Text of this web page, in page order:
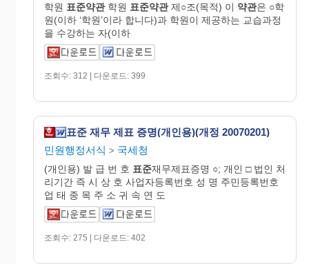
학원 표준약관학원 표준약관제○조(목적) 이 약관은 ○학
원(이하 ‘학원’이라 합니다)과 학원이 제공하는 교습과정
을 수강하는 자(이하
조회수: 312 | 다운로드: 399
표준 재무 제표 증명(개인용)(개정 20070201)
민원행정서식 > 국세청
(개인용) 발 급 번 호 표준재무제표증명 ○; 개인 □ 법인 처
리기간 즉 시 상 호 사업자등록번호 성 명 주민등록번호
업 태 종 목 주 소 귀 속 연 도
조회수: 275 | 다운로드: 402